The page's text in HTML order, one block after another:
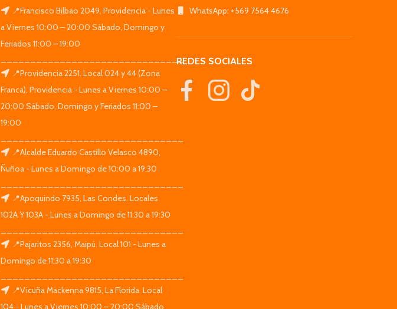
📍Francisco Bilbao 2049, Providencia - Lunes
a Viernes 10:00 – 20:00 Sábado, Domingo y
Feriados 11:00 – 19:00
_______________________________
📍Providencia 2251. Local 024 y 44 (Zona
Franca), Providencia - Lunes a Viernes 10:00 –
20:00 Sábado, Domingo y Feriados 11:00 –
19:00
📍Alcalde Eduardo Castillo Velasco 4890,
Ñuñoa - Lunes a Domingo de 10:00 a 19:30
📍Apoquindo 7935, Las Condes. Locales
102A Y 103A - Lunes a Domingo de 11:30 a 19:30
📍Pajaritos 2356, Maipú. Local 101 - Lunes a
Domingo de 11:30 a 19:30
📍Vicuña Mackenna 9815, La Florida. Local
104 - Lunes a Viernes 10:00 – 20:00 Sábado,
WhatsApp: +569 7564 4676
REDES SOCIALES